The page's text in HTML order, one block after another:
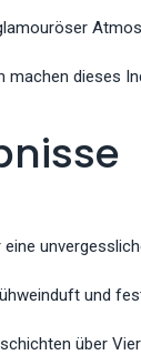
machen dieses
und
über